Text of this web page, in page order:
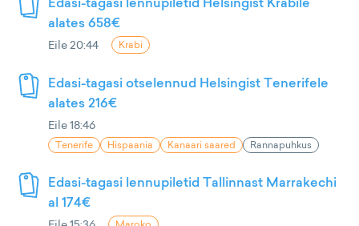
alates 658€
Eile 20:44 Krabi
Edasi-tagasi otselennud Helsingist Tenerifele
alates 216€
Eile 18:46
Tenerife Hispaania Kanaari saared Rannapuhkus
Edasi-tagasi lennupiletid Tallinnast Marrakechi
al 174€